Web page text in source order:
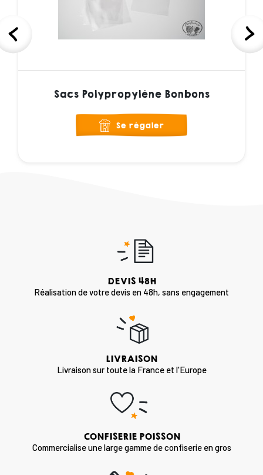
Sacs Polypropylène Bonbons
Se régaler
DEVIS 48H
Réalisation de votre devis en 48h, sans engagement
LIVRAISON
Livraison sur toute la France et l'Europe
CONFISERIE POISSON
Commercialise une large gamme de confiserie en gros